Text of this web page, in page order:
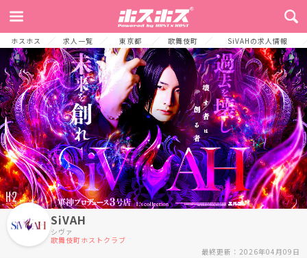
ホスホス 求人一覧 東京都 歌舞伎町 SiVAHの求人情報
TOP お店からのメッセージ 募集要項 採用プロセス
SiVAH
シヴァ
歌舞伎町ホストクラブ
最終更新：2026年04月09日